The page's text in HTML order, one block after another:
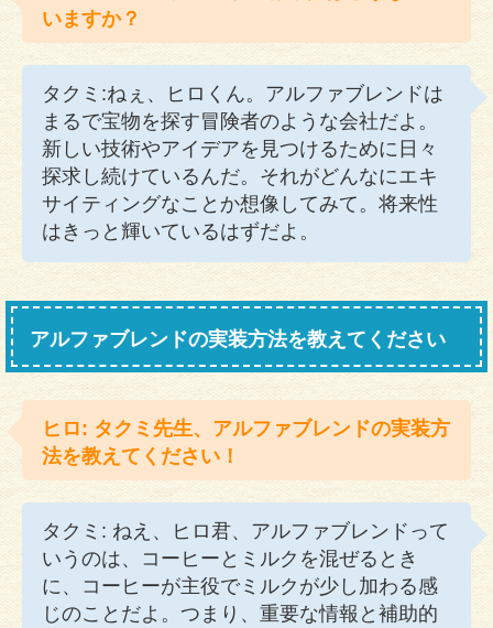
いますか？
タクミ:ねぇ、ヒロくん。アルファブレンドは
まるで宝物を探す冒険者のような会社だよ。
新しい技術やアイデアを見つけるために日々
探求し続けているんだ。それがどんなにエキ
サイティングなことか想像してみて。将来性
はきっと輝いているはずだよ。
アルファブレンドの実装方法を教えてください
ヒロ: タクミ先生、アルファブレンドの実装方
法を教えてください！
タクミ: ねえ、ヒロ君、アルファブレンドって
いうのは、コーヒーとミルクを混ぜるとき
に、コーヒーが主役でミルクが少し加わる感
じのことだよ。つまり、重要な情報と補助的